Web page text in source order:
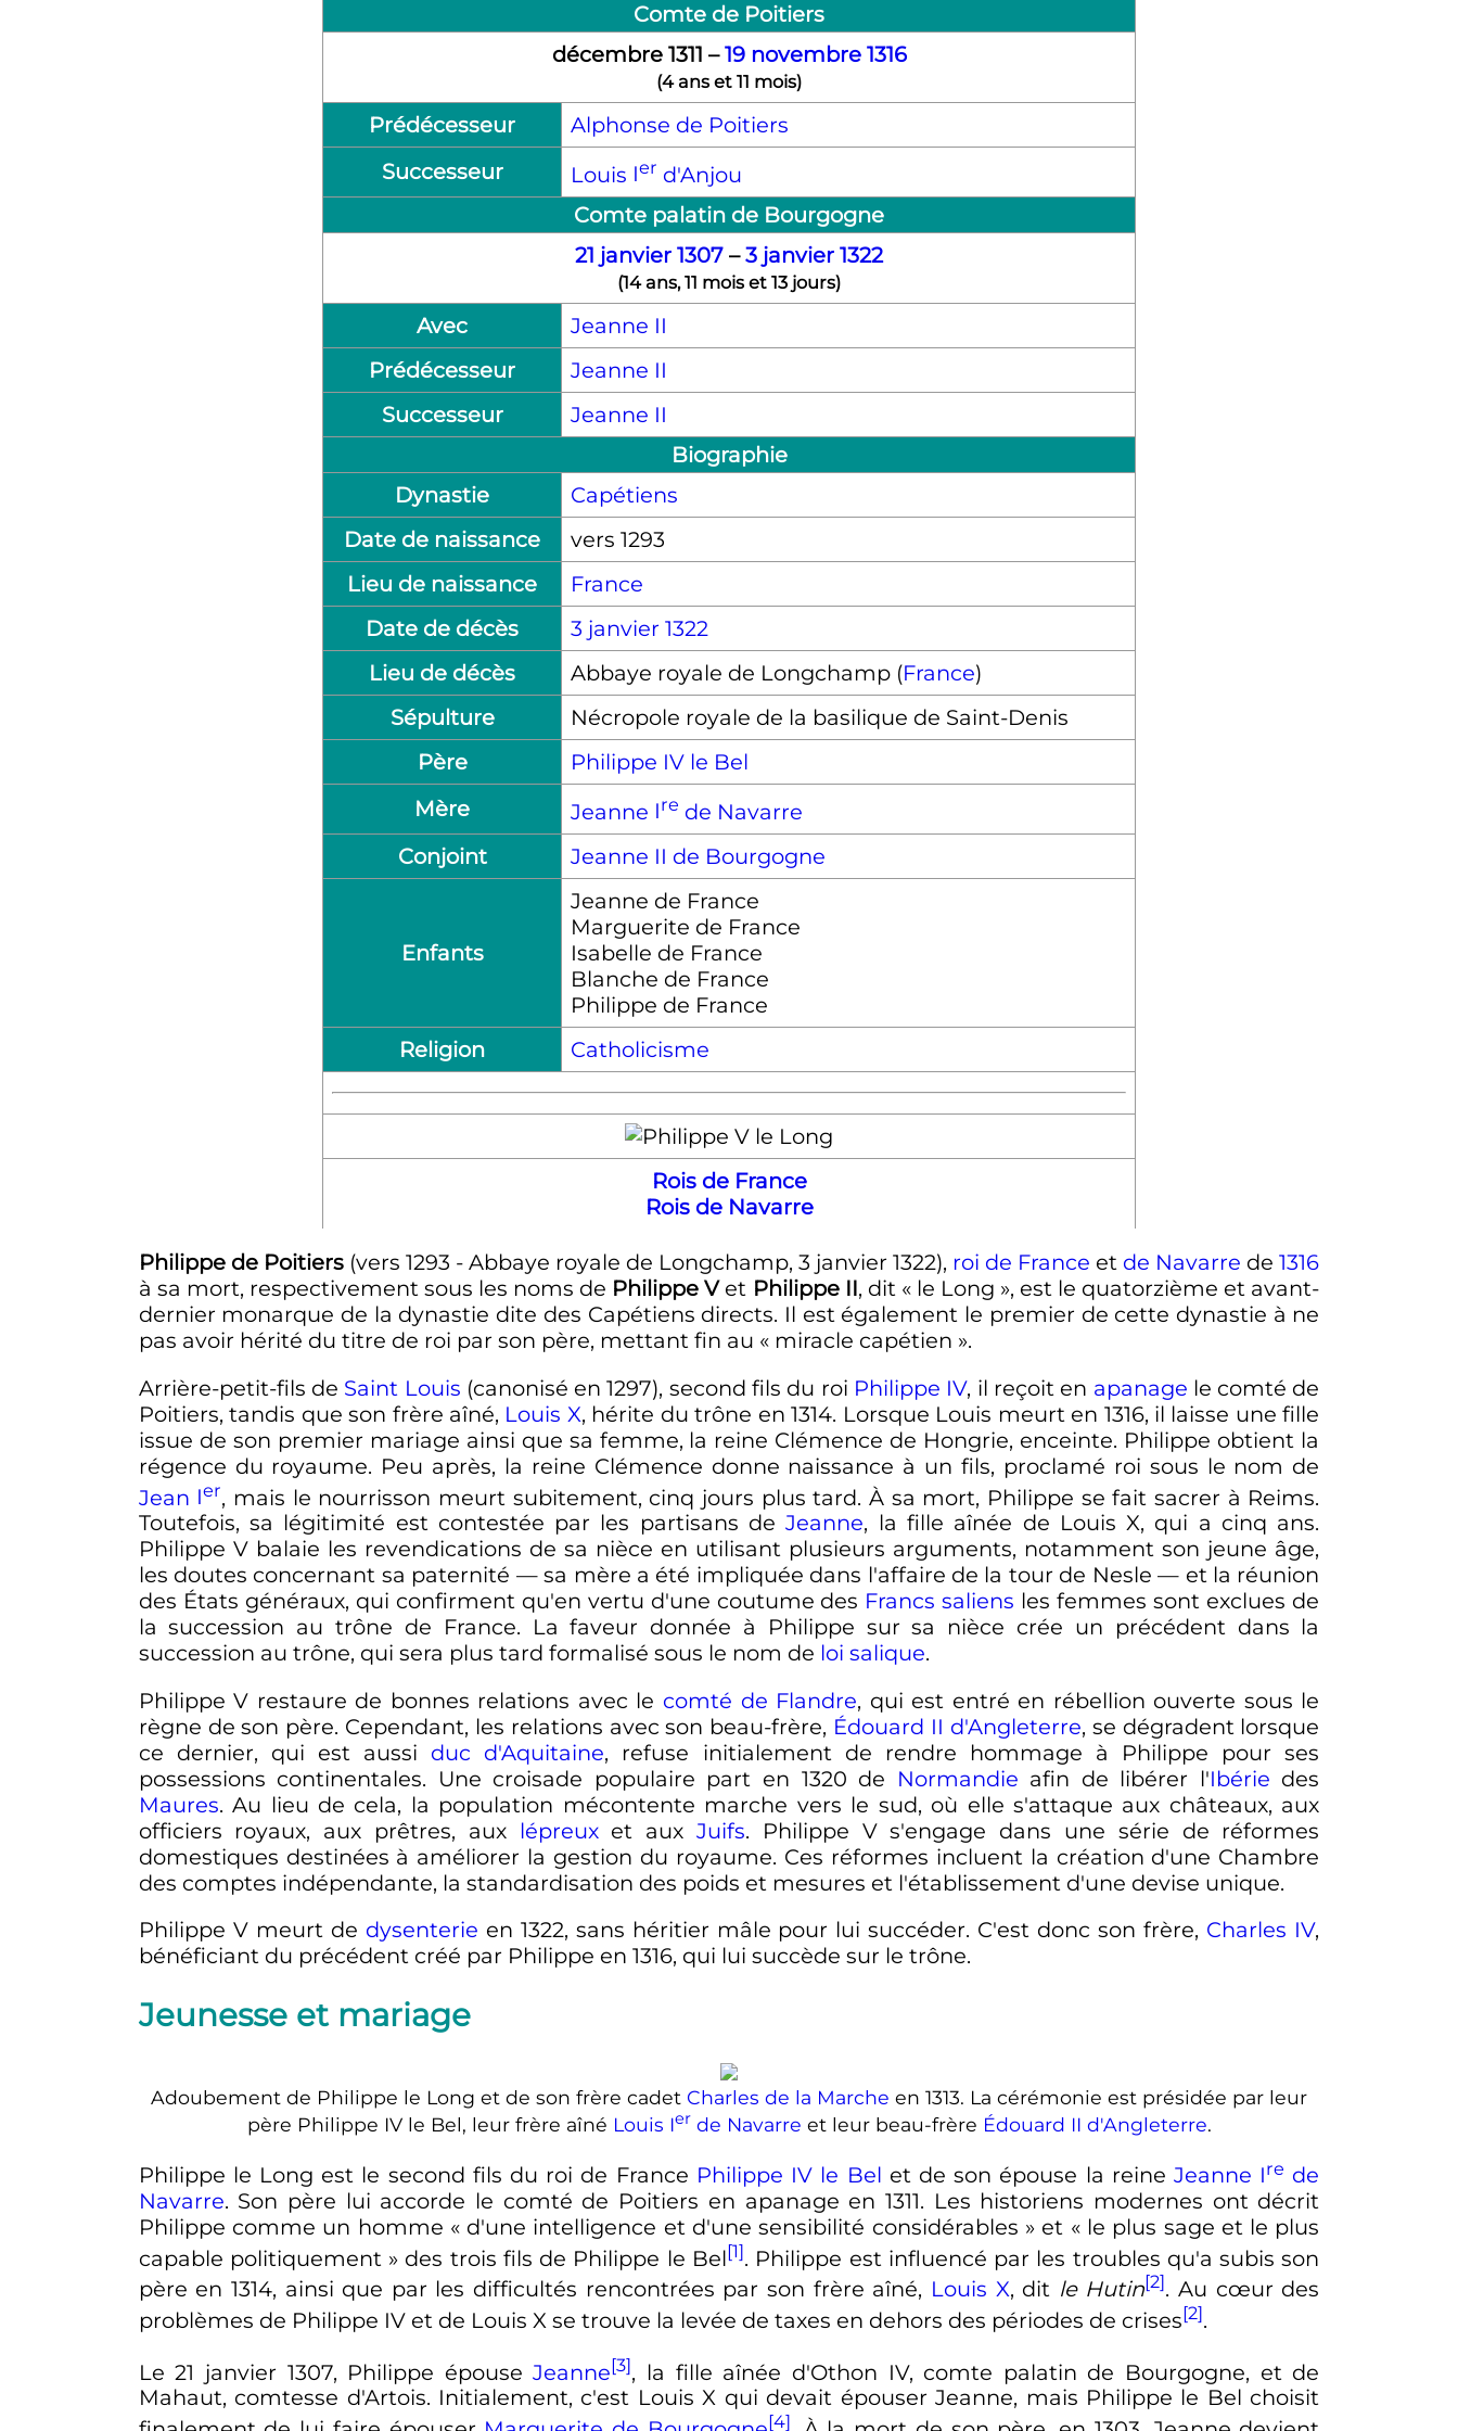
Comte de Poitiers
décembre 1311 –19 novembre 1316
(4 ans et 11 mois)
Prédécesseur
Alphonse de Poitiers
Successeur
Louis Ier d'Anjou
Comte palatin de Bourgogne
21 janvier 1307 –3 janvier 1322
(14 ans, 11 mois et 13 jours)
Avec Jeanne II
Prédécesseur
Jeanne II
Successeur
Jeanne II
Biographie
Dynastie
Capétiens
Date de naissance
vers 1293
Lieu de naissance
France
Date de décès
3 janvier 1322
Lieu de décès
Abbaye royale de Longchamp (France)
Sépulture
Nécropole royale de la basilique de Saint-Denis
Père
Philippe IV le Bel
Mère
Jeanne Ire de Navarre
Conjoint
Jeanne II de Bourgogne
Enfants
Jeanne de France
Marguerite de France
Isabelle de France
Blanche de France
Philippe de France
Religion
Catholicisme
Rois de France
Rois de Navarre
Philippe de Poitiers(vers 1293 - Abbaye royale de Longchamp,3 janvier 1322), roi de France et de Navarre de1316
à sa mort, respectivement sous les noms de Philippe Vet Philippe II, dit « le Long », est le quatorzième et avant-
dernier monarque de la dynastie dite des Capétiens directs. Il est également le premier de cette dynastie à ne
pas avoir hérité du titre de roi par son père, mettant fin au « miracle capétien ».
Arrière-petit-fils de Saint Louis (canonisé en 1297), second fils du roi Philippe IV, il reçoit en apanage le comté de
Poitiers, tandis que son frère aîné, Louis X, hérite du trône en 1314. Lorsque Louis meurt en 1316, il laisse une fille
issue de son premier mariage ainsi que sa femme, la reine Clémence de Hongrie, enceinte. Philippe obtient la
régence du royaume. Peu après, la reine Clémence donne naissance à un fils, proclamé roi sous le nom de
Jean Ier, mais le nourrisson meurt subitement, cinq jours plus tard. À sa mort, Philippe se fait sacrer à Reims.
Toutefois, sa légitimité est contestée par les partisans deJeanne, la fille aînée de Louis X, qui a cinq ans.
Philippe Vbalaie les revendications de sa nièce en utilisant plusieurs arguments, notamment son jeune âge,
les doutes concernant sa paternité — sa mère a été impliquée dans l'affaire de la tour de Nesle— et la réunion
des États généraux, qui confirment qu'en vertu d'une coutume des Francs saliens les femmes sont exclues de
la succession au trône de France. La faveur donnée à Philippe sur sa nièce crée un précédent dans la
succession au trône, qui sera plus tard formalisé sous le nom de loi salique.
Philippe V restaure de bonnes relations avec le comté de Flandre, qui est entré en rébellion ouverte sous le
règne de son père. Cependant, les relations avec son beau-frère, Édouard II d'Angleterre, se dégradent lorsque
ce dernier, qui est aussi duc d'Aquitaine, refuse initialement de rendre hommage à Philippe pour ses
possessions continentales. Une croisade populaire part en 1320 de Normandie afin de libérer l'Ibérie des
Maures. Au lieu de cela, la population mécontente marche vers le sud, où elle s'attaque aux châteaux, aux
officiers royaux, aux prêtres, aux lépreuxet auxJuifs. Philippe Vs'engage dans une série de réformes
domestiques destinées à améliorer la gestion du royaume. Ces réformes incluent la création d'une Chambre
des comptes indépendante, la standardisation des poids et mesures et l'établissement d'une devise unique.
Philippe Vmeurt de dysenterie en 1322, sans héritier mâle pour lui succéder. C'est donc son frère, Charles IV,
bénéficiant du précédent créé par Philippe en 1316, qui lui succède sur le trône.
Jeunesse et mariage
Adoubement de Philippe le Long et de son frère cadet Charles de la Marche en 1313. La cérémonie est présidée par leur
père Philippe IVle Bel, leur frère aîné Louis Ierde Navarre et leur beau-frère Édouard II d'Angleterre.
Philippe le Long est le second fils du roi de France Philippe IV le Bel et de son épouse la reine Jeanne Ire de
Navarre. Son père lui accorde le comté de Poitiers en apanage en 1311. Les historiens modernes ont décrit
Philippe comme un homme « d'une intelligence et d'une sensibilité considérables » et « le plus sage et le plus
capable politiquement » des trois fils de Philippe le Bel[1]. Philippe est influencé par les troubles qu'a subis son
père en 1314, ainsi que par les difficultés rencontrées par son frère aîné, Louis X, dit le Hutin[2]. Au cœur des
problèmes de Philippe IVet de Louis X se trouve la levée de taxes en dehors des périodes de crises[2].
Le21 janvier 1307, Philippe épouseJeanne[3], la fille aînée d'Othon IV, comte palatin de Bourgogne, et de
Mahaut, comtesse d'Artois. Initialement, c'est Louis X qui devait épouser Jeanne, mais Philippe le Bel choisit
[4]